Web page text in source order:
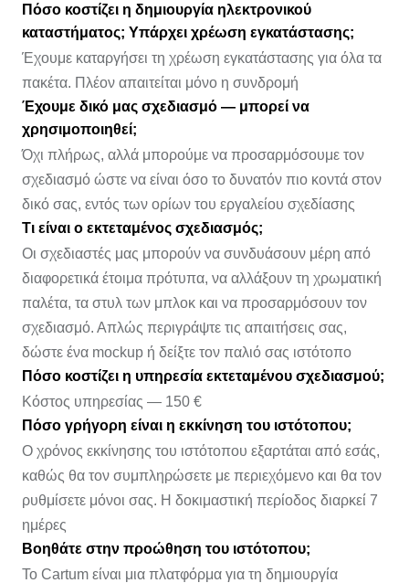
Πόσο κοστίζει η δημιουργία ηλεκτρονικού
καταστήματος; Υπάρχει χρέωση εγκατάστασης;
Έχουμε καταργήσει τη χρέωση εγκατάστασης για όλα τα
πακέτα. Πλέον απαιτείται μόνο η συνδρομή
Έχουμε δικό μας σχεδιασμό — μπορεί να
χρησιμοποιηθεί;
Όχι πλήρως, αλλά μπορούμε να προσαρμόσουμε τον
σχεδιασμό ώστε να είναι όσο το δυνατόν πιο κοντά στον
δικό σας, εντός των ορίων του εργαλείου σχεδίασης
Τι είναι ο εκτεταμένος σχεδιασμός;
Οι σχεδιαστές μας μπορούν να συνδυάσουν μέρη από
διαφορετικά έτοιμα πρότυπα, να αλλάξουν τη χρωματική
παλέτα, τα στυλ των μπλοκ και να προσαρμόσουν τον
σχεδιασμό. Απλώς περιγράψτε τις απαιτήσεις σας,
δώστε ένα mockup ή δείξτε τον παλιό σας ιστότοπο
Πόσο κοστίζει η υπηρεσία εκτεταμένου σχεδιασμού;
Κόστος υπηρεσίας — 150 €
Πόσο γρήγορη είναι η εκκίνηση του ιστότοπου;
Ο χρόνος εκκίνησης του ιστότοπου εξαρτάται από εσάς,
καθώς θα τον συμπληρώσετε με περιεχόμενο και θα τον
ρυθμίσετε μόνοι σας. Η δοκιμαστική περίοδος διαρκεί 7
ημέρες
Βοηθάτε στην προώθηση του ιστότοπου;
Το Cartum είναι μια πλατφόρμα για τη δημιουργία